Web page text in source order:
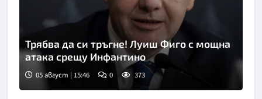
Снимка: Кийстоун
Трябва да си тръгне! Луиш Фиго с мощна
атака срещу Инфантино
05 август | 15:46 0 373